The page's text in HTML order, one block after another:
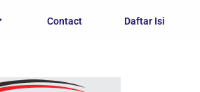
Contact Daftar Isi